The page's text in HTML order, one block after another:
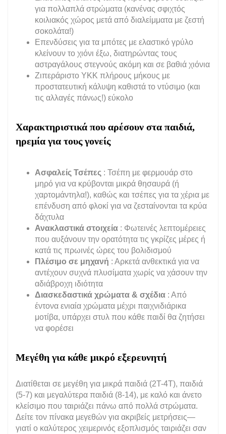
για πολλαπλά στρώματα (κανένας σφιχτός
κοιλιακός χώρος μετά από διαλείμματα με ζεστή
σοκολάτα!)
Επενδύσεις για τα μπότες με ελαστικό γρύλο
κλείνουν το χιόνι έξω, διατηρώντας τους
αστραγάλους στεγνούς ακόμη και σε βαθιά χιόνια
Ζιπεράριστο YKK πλήρους μήκους με
προστατευτική κάλυψη καθιστά το ντύσιμο (και
τις αλλαγές πάνως!) εύκολο
Χαρακτηριστικά που αρέσουν στα παιδιά,
ηρεμία για τους γονείς
Ασφαλείς Τσέπες : Τσέπη με φερμουάρ στο
μηρό για να κρύβονται μικρά θησαυρά (ή
χαρτομάντηλα!), καθώς και τσέπες για τα χέρια με
επένδυση από φλοκί για να ζεσταίνονται τα κρύα
δάχτυλα
Ανακλαστικά στοιχεία : Φωτεινές λεπτομέρειες
που αυξάνουν την ορατότητα τις γκρίζες μέρες ή
κατά τις πρωινές ώρες του βολιδισμού
Πλέσιμο σε μηχανή : Αρκετά ανθεκτικά για να
αντέχουν συχνά πλυσίματα χωρίς να χάσουν την
αδιάβροχη ιδιότητα
Διασκεδαστικά χρώματα & σχέδια : Από
έντονα ενιαία χρώματα μέχρι παιχνιδιάρικα
μοτίβα, υπάρχει στυλ που κάθε παιδί θα ζητήσει
να φορέσει
Μεγέθη για κάθε μικρό εξερευνητή
Διατίθεται σε μεγέθη για μικρά παιδιά (2T-4T), παιδιά
(5-7) και μεγαλύτερα παιδιά (8-14), με καλό και άνετο
κλείσιμο που ταιριάζει πάνω από πολλά στρώματα.
Δείτε τον πίνακα μεγεθών για ακριβείς μετρήσεις—
γιατί ο καλύτερος χειμερινός εξοπλισμός ταιριάζει σαν